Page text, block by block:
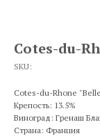
Cotes-du-
SKU:
Cotes-du-Rhone
Крепость: 13.5%
Виноград: Гренаш
Страна: Франция